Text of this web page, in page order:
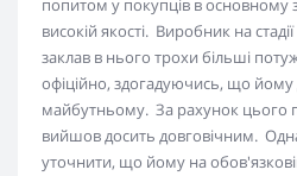
попитом у покупців в основному
високій якості. Виробник на
заклав в нього трохи більші
офіційно, здогадуючись, що
майбутньому. За рахунок цього
вийшов досить довговічним.
уточнити, що йому на